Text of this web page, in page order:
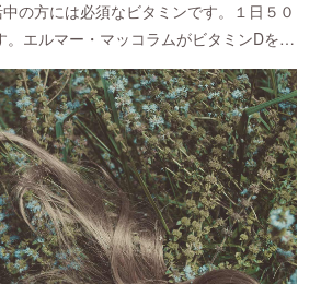
の方には必須なビタミンです。１日５０
。エルマー・マッコラムがビタミンDを…